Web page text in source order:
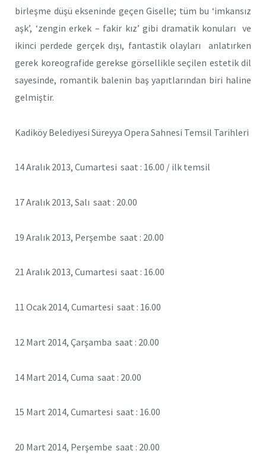
birleşme düşü ekseninde geçen Giselle; tüm bu ‘imkansız
aşk’, ‘zengin erkek – fakir kız’ gibi dramatik konuları ve
ikinci perdede gerçek dışı, fantastik olayları anlatırken
gerek koreografide gerekse görsellikle seçilen estetik dil
sayesinde, romantik balenin baş yapıtlarından biri haline
gelmiştir.
Kadiköy Belediyesi Süreyya Opera Sahnesi Temsil Tarihleri
14 Aralık 2013, Cumartesi saat : 16.00 / ilk temsil
17 Aralık 2013, Salı saat : 20.00
19 Aralık 2013, Perşembe saat : 20.00
21 Aralık 2013, Cumartesi saat : 16.00
11 Ocak 2014, Cumartesi saat : 16.00
12 Mart 2014, Çarşamba saat : 20.00
14 Mart 2014, Cuma saat : 20.00
15 Mart 2014, Cumartesi saat : 16.00
20 Mart 2014, Perşembe saat : 20.00